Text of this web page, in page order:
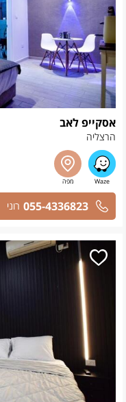
אסקייפ לאב
הרצליה
055-4336823 רוני